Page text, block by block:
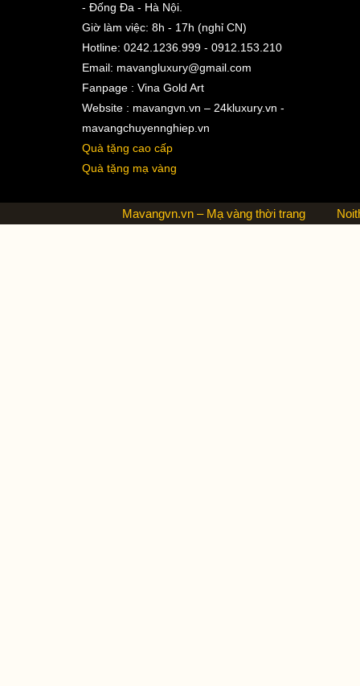
- Đống Đa - Hà Nội.
Giờ làm việc: 8h - 17h (nghỉ CN)
Hotline: 0242.1236.999 - 0912.153.210
Email: mavangluxury@gmail.com
Fanpage : Vina Gold Art
Website : mavangvn.vn – 24kluxury.vn -
mavangchuyennghiep.vn
Quà tặng cao cấp
Quà tặng mạ vàng
Mavangvn.vn – Mạ vàng thời trang